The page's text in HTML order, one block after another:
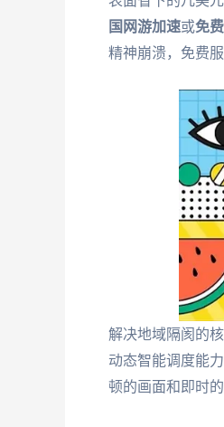
国网游加速或免
精神崩溃，免费
解决地域隔阂的
动态智能调度能
顿的画面和即时